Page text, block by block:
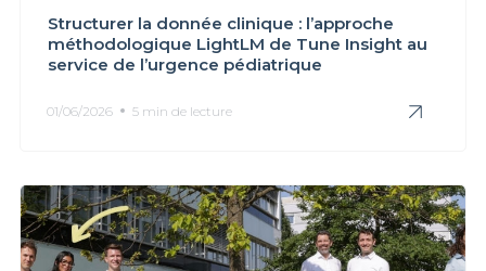
Structurer la donnée clinique : l’approche
méthodologique LightLM de Tune Insight au
service de l’urgence pédiatrique
01/06/2026 5 min de lecture